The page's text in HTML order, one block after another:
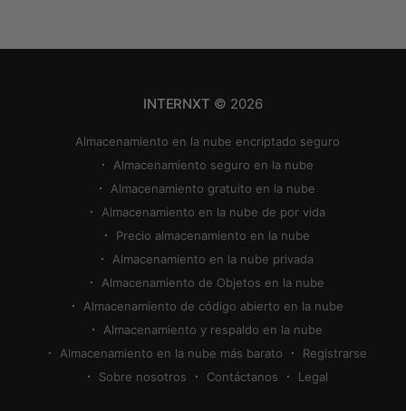
fácilmente, pero encontrar la mejor forma de
INTERNXT © 2026
Almacenamiento en la nube encriptado seguro
Almacenamiento seguro en la nube
Almacenamiento gratuito en la nube
Almacenamiento en la nube de por vida
Precio almacenamiento en la nube
Almacenamiento en la nube privada
Almacenamiento de Objetos en la nube
Almacenamiento de código abierto en la nube
Almacenamiento y respaldo en la nube
Almacenamiento en la nube más barato
Registrarse
Sobre nosotros
Contáctanos Legal